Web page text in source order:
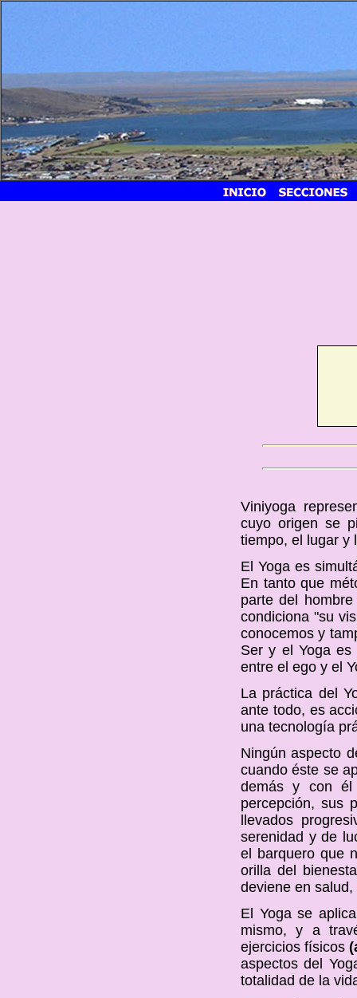
Viniyoga
cuyo origen se
tiempo, el lugar y
El Yoga es
En tanto que
parte del
condiciona "su
conocemos y
Ser y el Yoga
entre el ego y el
La práctica del
ante todo, es
una tecnología
Ningún aspecto
cuando éste se
demás y con él
percepción, sus
llevados
serenidad y de
el barquero que
orilla del
deviene en
El Yoga se
mismo, y a
ejercicios físicos
aspectos del
totalidad de la